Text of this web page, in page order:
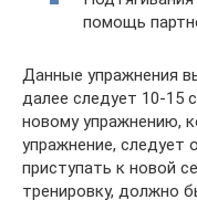
помощь
Данные упражнения
далее следует 10-15
новому упражнению,
упражнение, следует
приступать к новой
тренировку, должно